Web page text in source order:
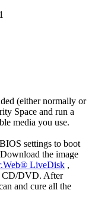
(either normally or
Space and run a
media you use.
settings to boot
the image
LiveDisk ,
CD/DVD. After
and cure all the